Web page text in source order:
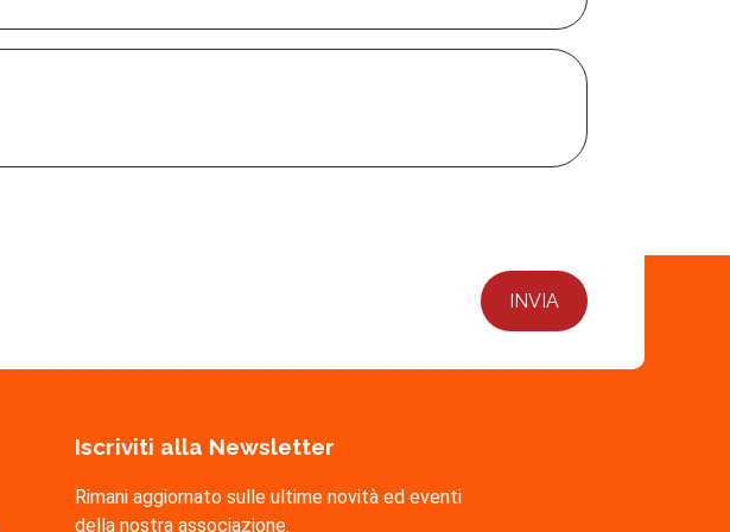
Iscriviti alla Newsletter
Rimani aggiornato sulle ultime novità ed eventi
della nostra associazione.